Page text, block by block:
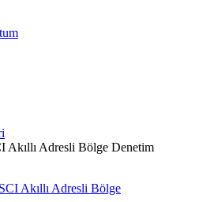
Akıllı Adresli Bölge Denetim